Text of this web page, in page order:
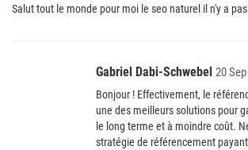
Salut tout le monde pour moi le seo naturel il n'y a
Gabriel Dabi-Schwebel 20
Bonjour ! Effectivement, le
une des meilleurs solutions pour
le long terme et à moindre coût.
stratégie de référencement